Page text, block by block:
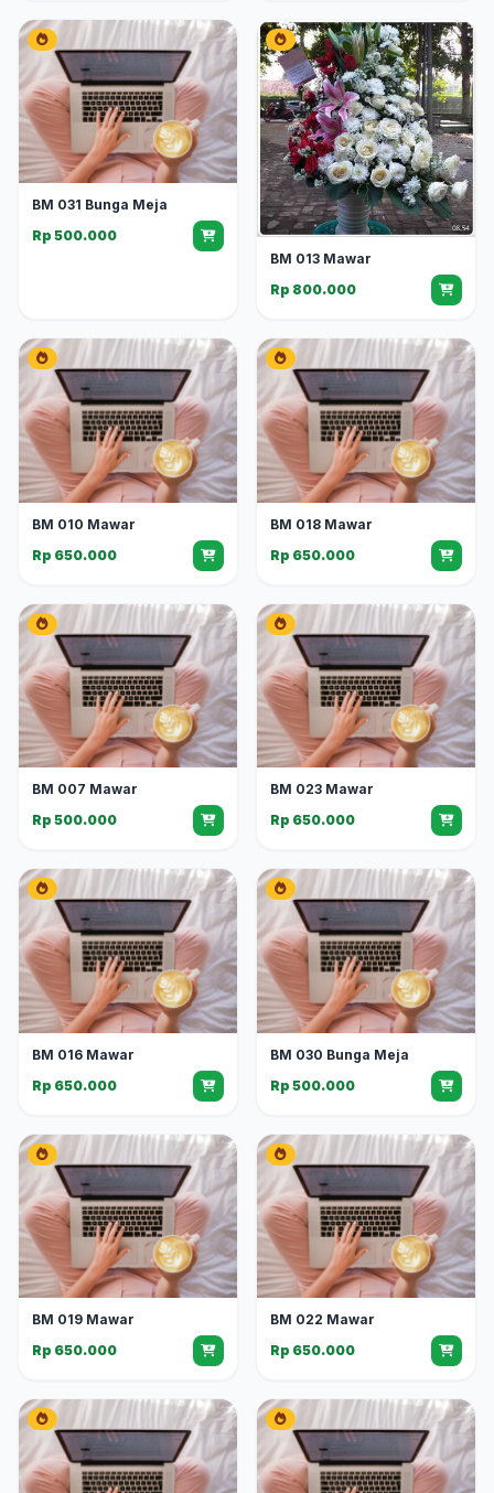
BM 031 Bunga Meja
Rp 500.000
BM 013 Mawar
Rp 800.000
BM 010 Mawar
Rp 650.000
BM 018 Mawar
Rp 650.000
BM 007 Mawar
Rp 500.000
BM 023 Mawar
Rp 650.000
BM 016 Mawar
Rp 650.000
BM 030 Bunga Meja
Rp 500.000
BM 019 Mawar
Rp 650.000
BM 022 Mawar
Rp 650.000